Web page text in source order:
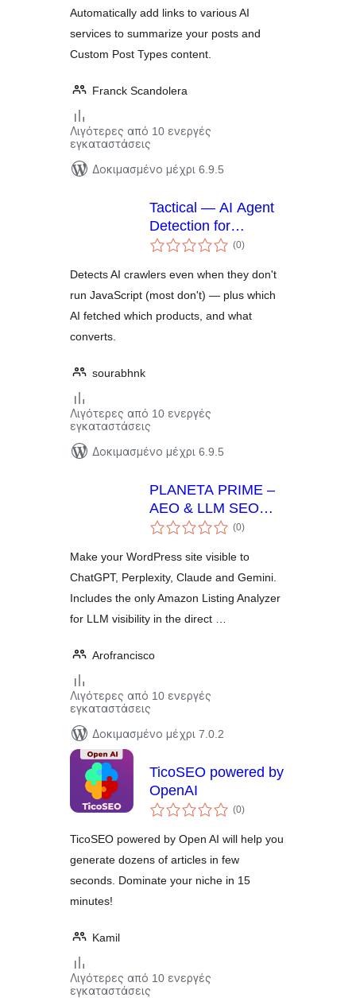
Automatically add links to various AI
services to summarize your posts and
Custom Post Types content.
Franck Scandolera
Λιγότερες από 10 ενεργές
εγκαταστάσεις
Δοκιμασμένο μέχρι 6.9.5
Tactical — AI Agent
Detection for
WooCommerce
(0αξιολογήσεις
σύνολο
)
Detects AI crawlers even when they don't
run JavaScript (most don't) — plus which
AI fetched which products, and what
converts.
sourabhnk
Λιγότερες από 10 ενεργές
εγκαταστάσεις
Δοκιμασμένο μέχρι 6.9.5
PLANETA PRIME –
AEO & LLM SEO
Optimizer
(0αξιολογήσεις
σύνολο
)
Make your WordPress site visible to
ChatGPT, Perplexity, Claude and Gemini.
Includes the only Amazon Listing Analyzer
for LLM visibility in the direct …
Arofrancisco
Λιγότερες από 10 ενεργές
εγκαταστάσεις
Δοκιμασμένο μέχρι 7.0.2
TicoSEO powered by
OpenAI
(0αξιολογήσεις
σύνολο
)
TicoSEO powered by Open AI will help you
generate dozens of articles in few
seconds. Dominate your niche in 15
minutes!
Kamil
Λιγότερες από 10 ενεργές
εγκαταστάσεις